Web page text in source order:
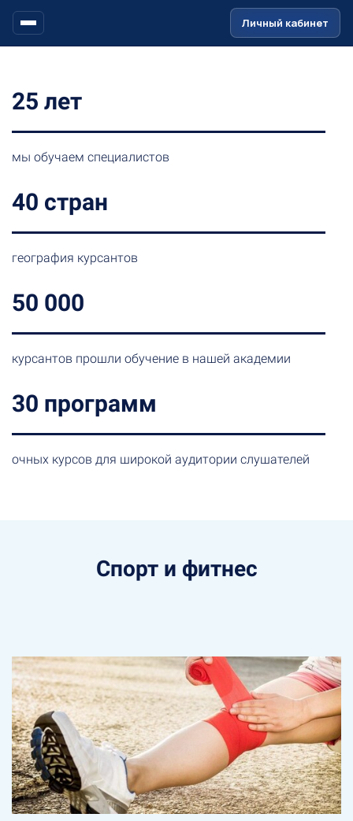
Ссылка на это место страницы: #header
Личный кабинет
25 лет
мы обучаем специалистов
40 стран
география курсантов
50 000
курсантов прошли обучение в нашей академии
30 программ
очных курсов для широкой аудитории слушателей
Спорт и фитнес